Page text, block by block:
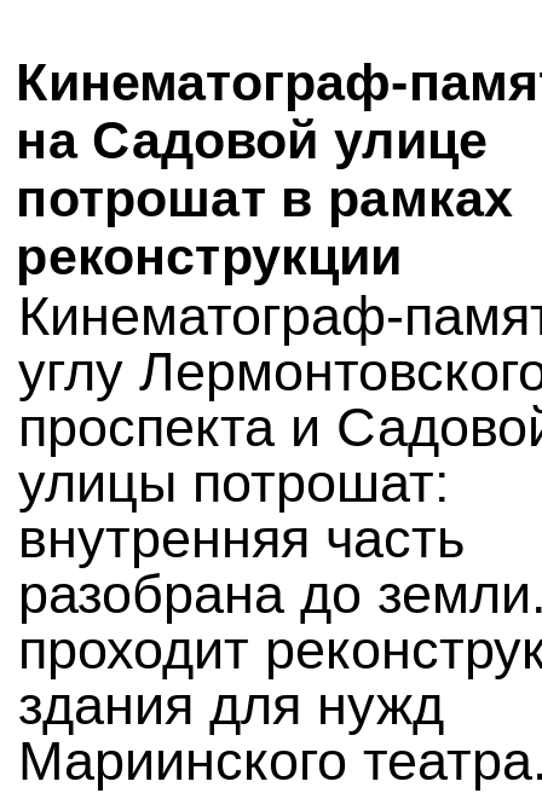
Кинематограф-
на Садовой улице
потрошат в рамках
реконструкции
Кинематограф-
углу
проспекта и
улицы потрошат:
внутренняя часть
разобрана до
проходит
здания для нужд
Мариинского